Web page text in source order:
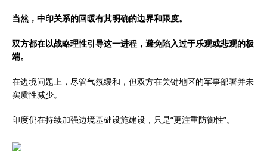
当然，中印关系的回暖有其明确的边界和限度。
双方都在以战略理性引导这一进程，避免陷入过于乐观或悲观的极
端。
在边境问题上，尽管气氛缓和，但双方在关键地区的军事部署并未
实质性减少。
印度仍在持续加强边境基础设施建设，只是“更注重防御性”。